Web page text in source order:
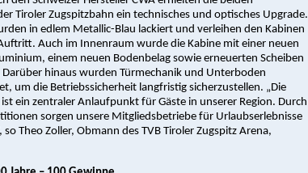
Tiroler Zugspitzbahn ein technisches und optisches Upgrade.
in edlem Metallic-Blau lackiert und verleihen den Kabinen
Auch im Innenraum wurde die Kabine mit einer neuen
einem neuen Bodenbelag sowie erneuerten Scheiben
hinaus wurden Türmechanik und Unterboden
um die Betriebssicherheit langfristig sicherzustellen. „Die
ein zentraler Anlaufpunkt für Gäste in unserer Region. Durch
sorgen unsere Mitgliedsbetriebe für Urlaubserlebnisse
Theo Zoller, Obmann des TVB Tiroler Zugspitz Arena,